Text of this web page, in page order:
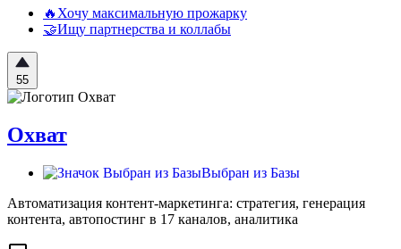
🔥Хочу максимальную прожарку
🤝Ищу партнерства и коллабы
55
Охват
Выбран из Базы
Автоматизация контент-маркетинга: стратегия, генерация
контента, автопостинг в 17 каналов, аналитика